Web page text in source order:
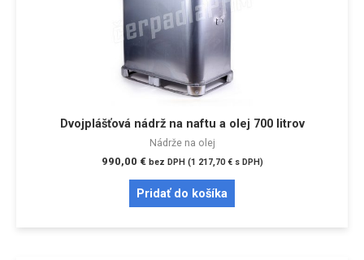
Dvojplášťová nádrž na naftu a olej 700 litrov
Nádrže na olej
990,00 € bez DPH (1 217,70€s DPH)
Pridať do košíka